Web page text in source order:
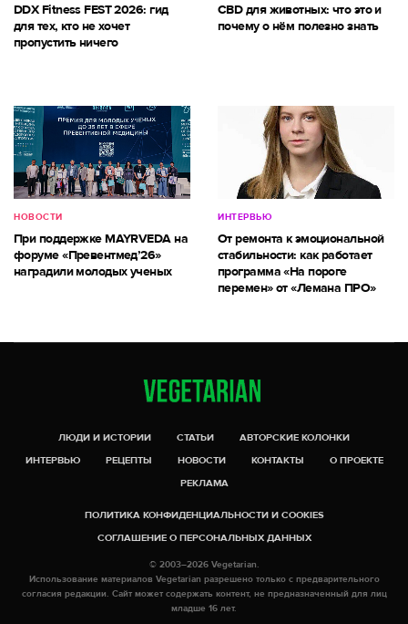
DDX Fitness FEST 2026: гид
для тех, кто не хочет
пропустить ничего
CBD для животных: что это и
почему о нём полезно знать
НОВОСТИ
При поддержке MAYRVEDA на
форуме «Превентмед’26»
наградили молодых ученых
ИНТЕРВЬЮ
От ремонта к эмоциональной
стабильности: как работает
программа «На пороге
перемен» от «Лемана ПРО»
ЛЮДИ И ИСТОРИИ СТАТЬИ
АВТОРСКИЕ КОЛОНКИ
ИНТЕРВЬЮ
РЕЦЕПТЫ НОВОСТИ КОНТАКТЫ
О ПРОЕКТЕ
РЕКЛАМА
ПОЛИТИКА КОНФИДЕНЦИАЛЬНОСТИ И COOKIES
СОГЛАШЕНИЕ О ПЕРСОНАЛЬНЫХ ДАННЫХ
© 2003–2026 Vegetarian.
Использование материалов Vegetarian разрешено только с предварительного
согласия редакции. Сайт может содержать контент, не предназначенный для лиц
младше 16 лет.